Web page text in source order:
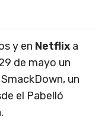
y en Netflix a
de mayo un
un
el Pabelló